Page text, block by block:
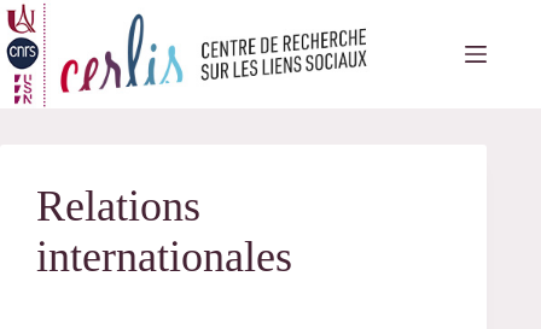
Passer
au
contenu
Relations
internationales